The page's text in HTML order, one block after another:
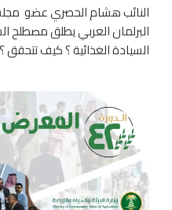
المهندس أحمد المطري،
التنفيذي لشركة طيبة
النائب هشام الحصري عضو
البرلمان العربي يطلق مصطلح
السيادة الغذائية ؟ كيف تتحقق ؟